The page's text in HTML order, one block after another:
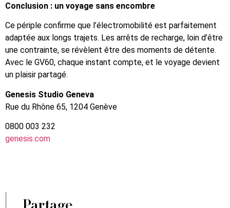
Conclusion : un voyage sans encombre
Ce périple confirme que l’électromobilité est parfaitement
adaptée aux longs trajets. Les arrêts de recharge, loin d’être
une contrainte, se révèlent être des moments de détente.
Avec le GV60, chaque instant compte, et le voyage devient
un plaisir partagé.
Genesis Studio Geneva
Rue du Rhône 65, 1204 Genève
0800 003 232
genesis.com